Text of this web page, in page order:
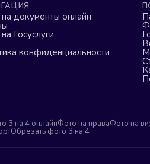
документы онлайн
Госуслуги
конфиденциальности
3 на 4 онлайнФото на праваФото на
Обрезать фото 3 на 4